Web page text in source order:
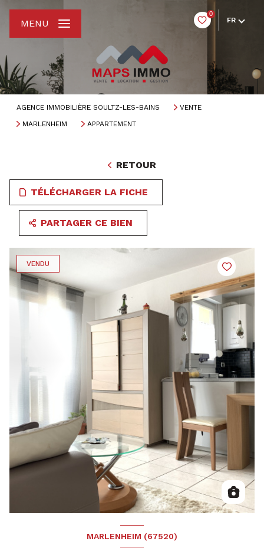
0
FR
MENU
AGENCE IMMOBILIÈRE SOULTZ-LES-BAINS
VENTE
MARLENHEIM
APPARTEMENT
RETOUR
TÉLÉCHARGER LA FICHE
PARTAGER CE BIEN
VENDU
MARLENHEIM (67520)